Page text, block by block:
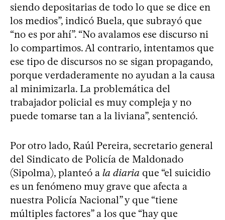
siendo depositarias de todo lo que se dice en
los medios”, indicó Buela, que subrayó que
“no es por ahí”. “No avalamos ese discurso ni
lo compartimos. Al contrario, intentamos que
ese tipo de discursos no se sigan propagando,
porque verdaderamente no ayudan a la causa
al minimizarla. La problemática del
trabajador policial es muy compleja y no
puede tomarse tan a la liviana”, sentenció.
Por otro lado, Raúl Pereira, secretario general
del Sindicato de Policía de Maldonado
(Sipolma), planteó a la diaria que “el suicidio
es un fenómeno muy grave que afecta a
nuestra Policía Nacional” y que “tiene
múltiples factores” a los que “hay que